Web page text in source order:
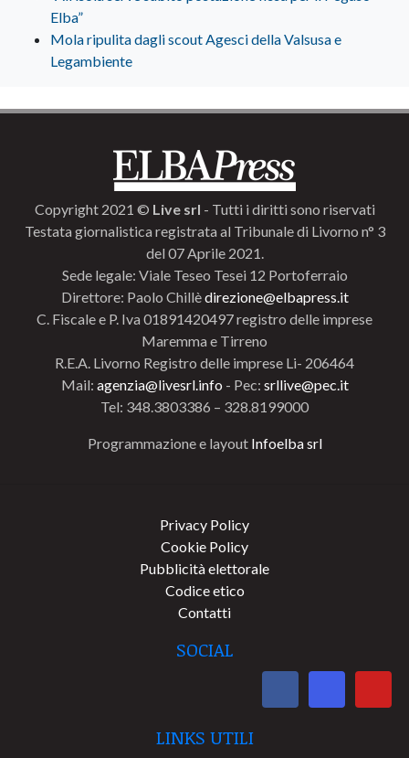
Elba”
Mola ripulita dagli scout Agesci della Valsusa e
Legambiente
Copyright 2021 © Live srl - Tutti i diritti sono riservati
Testata giornalistica registrata al Tribunale di Livorno n° 3
del 07 Aprile 2021.
Sede legale: Viale Teseo Tesei 12 Portoferraio
Direttore: Paolo Chillèdirezione@elbapress.it
C. Fiscale e P. Iva 01891420497 registro delle imprese
Maremma e Tirreno
R.E.A. Livorno Registro delle imprese Li- 206464
Mail: agenzia@livesrl.info - Pec: srllive@pec.it
Tel: 348.3803386 – 328.8199000
Programmazione e layout Infoelba srl
Privacy Policy
Cookie Policy
Pubblicità elettorale
Codice etico
Contatti
SOCIAL
LINKS UTILI